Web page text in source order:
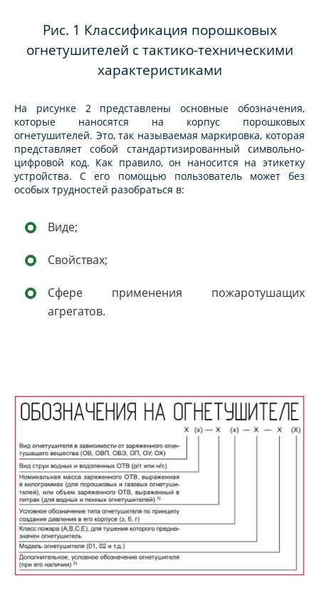
Рис. 1 Классификация порошковых
огнетушителей с тактико-техническими
характеристиками
На рисунке 2 представлены основные обозначения,
которые наносятся на корпус порошковых
огнетушителей. Это, так называемая маркировка, которая
представляет собой стандартизированный символьно-
цифровой код. Как правило, он наносится на этикетку
устройства. С его помощью пользователь может без
особых трудностей разобраться в:
Виде;
Свойствах;
Сфере применения пожаротушащих
агрегатов.